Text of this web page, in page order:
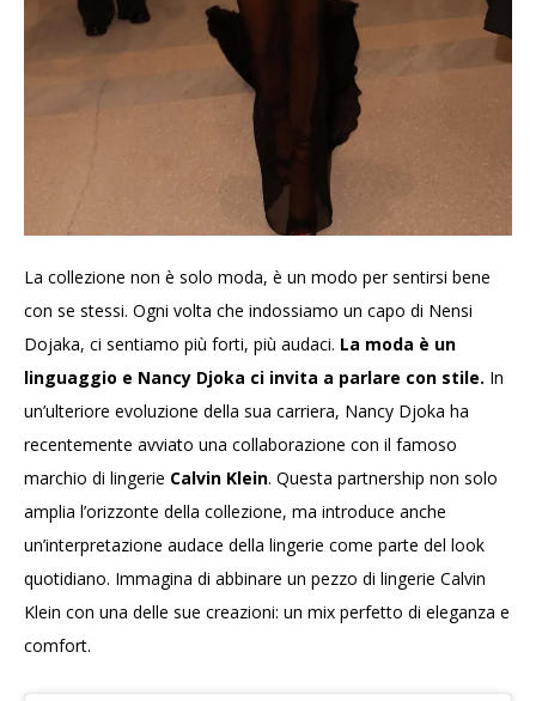
La collezione non è solo moda, è un modo per sentirsi bene
con se stessi. Ogni volta che indossiamo un capo di Nensi
Dojaka, ci sentiamo più forti, più audaci. La moda è un
linguaggio e Nancy Djoka ci invita a parlare con stile. In
un’ulteriore evoluzione della sua carriera, Nancy Djoka ha
recentemente avviato una collaborazione con il famoso
marchio di lingerie Calvin Klein. Questa partnership non solo
amplia l’orizzonte della collezione, ma introduce anche
un’interpretazione audace della lingerie come parte del look
quotidiano. Immagina di abbinare un pezzo di lingerie Calvin
Klein con una delle sue creazioni: un mix perfetto di eleganza e
comfort.